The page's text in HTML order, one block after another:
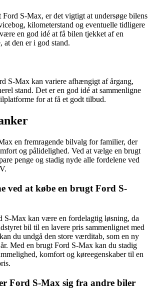
S-Max, er det vigtigt at undersøge bilens
kilometerstand og eventuelle tidligere
en god idé at få bilen tjekket af en
at den er i god stand.
S-Max kan variere afhængigt af årgang,
stand. Det er en god idé at sammenligne
for at få et godt tilbud.
en fremragende bilvalg for familier, der
og pålidelighed. Ved at vælge en brugt
penge og stadig nyde alle fordelene ved
ved at købe en brugt Ford S-
S-Max kan være en fordelagtig løsning, da
bil til en lavere pris sammenlignet med
du undgå den store værditab, som en ny
Med en brugt Ford S-Max kan du stadig
komfort og køreegenskaber til en
Ford S-Max sig fra andre biler